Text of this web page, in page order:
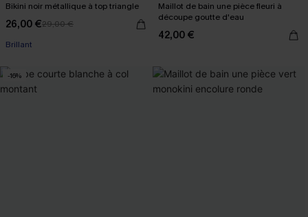
Bikini noir métallique à top triangle
26,00 €29,00 €
Brillant
Maillot de bain une pièce fleuri à
découpe goutte d'eau
42,00 €
-16%